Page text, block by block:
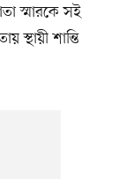
স্মারকে সই
স্থায়ী শান্তি